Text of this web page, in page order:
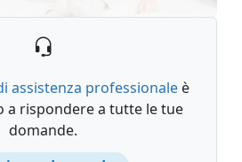
assistenza professionaleè
a rispondere a tutte le tue
domande.